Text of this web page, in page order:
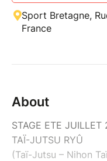
Sport Bretagne,
France
About
STAGE ETE JUILLET
TAÏ-JUTSU RYÛ
(Taï-Jutsu – Nihon